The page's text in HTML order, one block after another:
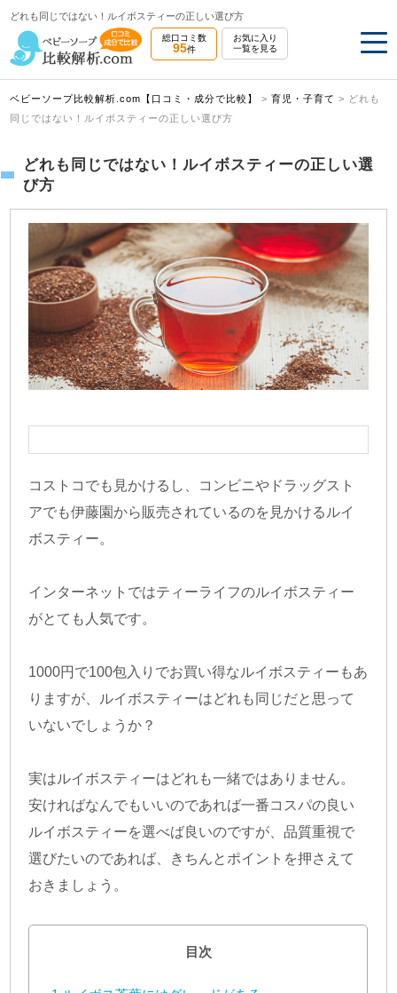
どれも同じではない！ルイボスティーの正しい選び方
総口コミ数
95件
お気に入り
一覧を見る
ベビーソープ比較解析.com【口コミ・成分で比較】 >育児・子育て > どれも
同じではない！ルイボスティーの正しい選び方
どれも同じではない！ルイボスティーの正しい選
び方
コストコでも見かけるし、コンビニやドラッグスト
アでも伊藤園から販売されているのを見かけるルイ
ボスティー。
インターネットではティーライフのルイボスティー
がとても人気です。
1000円で100包入りでお買い得なルイボスティーもあ
りますが、ルイボスティーはどれも同じだと思って
いないでしょうか？
実はルイボスティーはどれも一緒ではありません。
安ければなんでもいいのであれば一番コスパの良い
ルイボスティーを選べば良いのですが、品質重視で
選びたいのであれば、きちんとポイントを押さえて
おきましょう。
目次